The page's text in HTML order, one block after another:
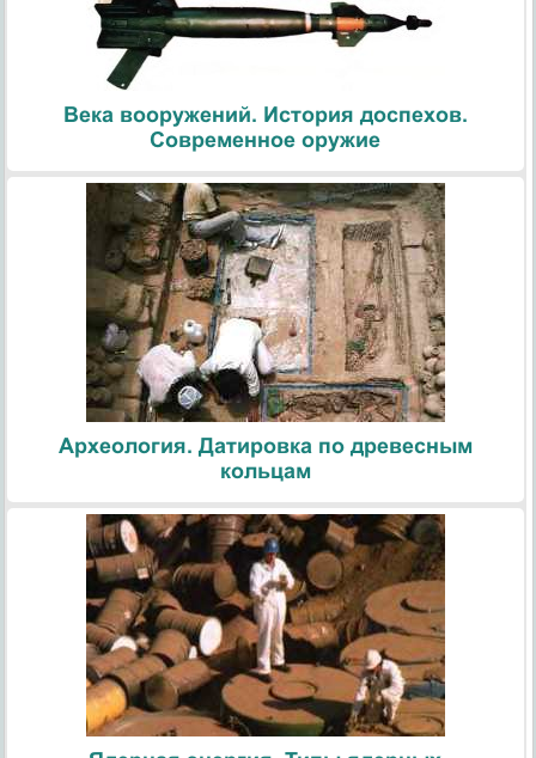
Века вооружений. История доспехов.
Современное оружие
Археология. Датировка по древесным
кольцам